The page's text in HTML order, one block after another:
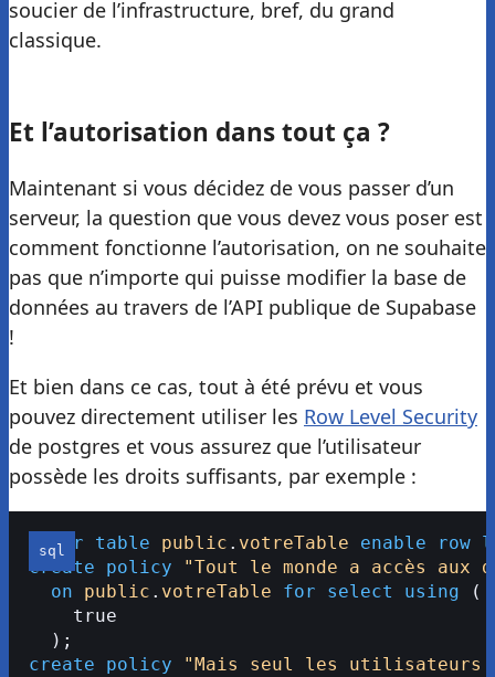
soucier de l’infrastructure, bref, du grand
classique.
Et l’autorisation dans tout ça ?
Maintenant si vous décidez de vous passer d’un
serveur, la question que vous devez vous poser est
comment fonctionne l’autorisation, on ne souhaite
pas que n’importe qui puisse modifier la base de
données au travers de l’API publique de Supabase
!
Et bien dans ce cas, tout à été prévu et vous
pouvez directement utiliser les Row Level Security
de postgres et vous assurez que l’utilisateur
possède les droits suffisants, par exemple :
alter table public . votreTable enable row
create policy "Tout le monde a accès aux
  on
public . votreTable for select using (
    true
  );
create policy "Mais seul les utilisateurs